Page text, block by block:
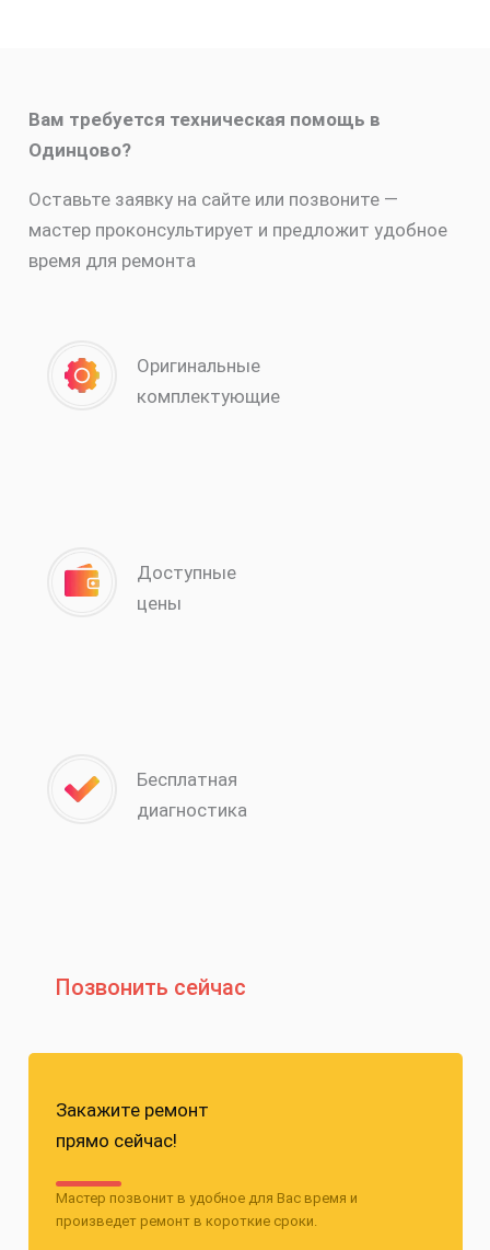
Вам требуется техническая помощь в
Одинцово?
Оставьте заявку на сайте или позвоните —
мастер проконсультирует и предложит удобное
время для ремонта
Оригинальные
комплектующие
Доступные
цены
Бесплатная
диагностика
Позвонить сейчас
Закажите ремонт
прямо сейчас!
Мастер позвонит в удобное для Вас время и
произведет ремонт в короткие сроки.